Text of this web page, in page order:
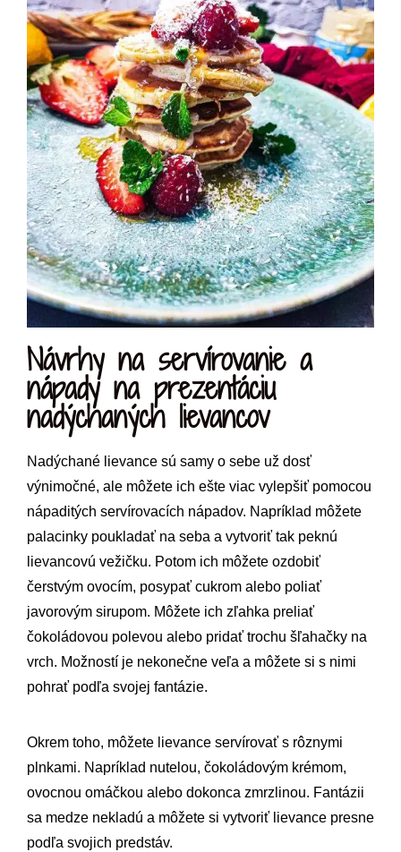
Návrhy na servírovanie a
nápady na prezentáciu
nadýchaných lievancov
Nadýchané lievance sú samy o sebe už dosť
výnimočné, ale môžete ich ešte viac vylepšiť pomocou
nápaditých servírovacích nápadov. Napríklad môžete
palacinky poukladať na seba a vytvoriť tak peknú
lievancovú vežičku. Potom ich môžete ozdobiť
čerstvým ovocím, posypať cukrom alebo poliať
javorovým sirupom. Môžete ich zľahka preliať
čokoládovou polevou alebo pridať trochu šľahačky na
vrch. Možností je nekonečne veľa a môžete si s nimi
pohrať podľa svojej fantázie.
Okrem toho, môžete lievance servírovať s rôznymi
plnkami. Napríklad nutelou, čokoládovým krémom,
ovocnou omáčkou alebo dokonca zmrzlinou. Fantázii
sa medze nekladú a môžete si vytvoriť lievance presne
podľa svojich predstáv.